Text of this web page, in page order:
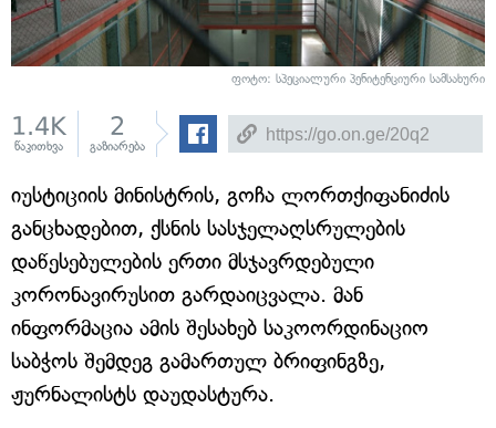
ფოტო: სპეციალური პენიტენციური სამსახური
1.4K
წაკითხვა
2
გაზიარება
იუსტიციის მინისტრის, გოჩა ლორთქიფანიძის
განცხადებით, ქსნის სასჯელაღსრულების
დაწესებულების ერთი მსჯავრდებული
კორონავირუსით გარდაიცვალა. მან
ინფორმაცია ამის შესახებ საკოორდინაციო
საბჭოს შემდეგ გამართულ ბრიფინგზე,
ჟურნალისტს დაუდასტურა.